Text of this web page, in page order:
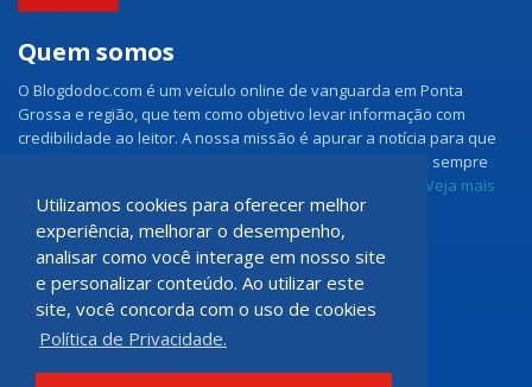
Utilizamos cookies para oferecer melhor
experiência, melhorar o desempenho,
analisar como você interage em nosso site
e personalizar conteúdo. Ao utilizar este
site, você concorda com o uso de cookies
Política de Privacidade.
Quem somos
O Blogdodoc.com é um veículo online de vanguarda em Ponta
Grossa e região, que tem como objetivo levar informação com
credibilidade ao leitor. A nossa missão é apurar a notícia para que
nossos leitores tenham acesso aos fatos como eles são, sempre
Veja mais
Grupo Doc.com
Rua Rio de Janeiro, 150 - Sala 102
CEP: 84070-060 - Nova Rússia
Ponta Grossa \ PR